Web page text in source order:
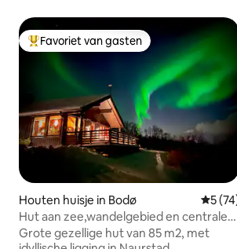
Topfavoriet van gasten
Favoriet van gasten
Houten huisje in Bodø
5
Hut aan zee,wandelgebied en centrale
locatie.
Grote gezellige hut van 85 m2, met